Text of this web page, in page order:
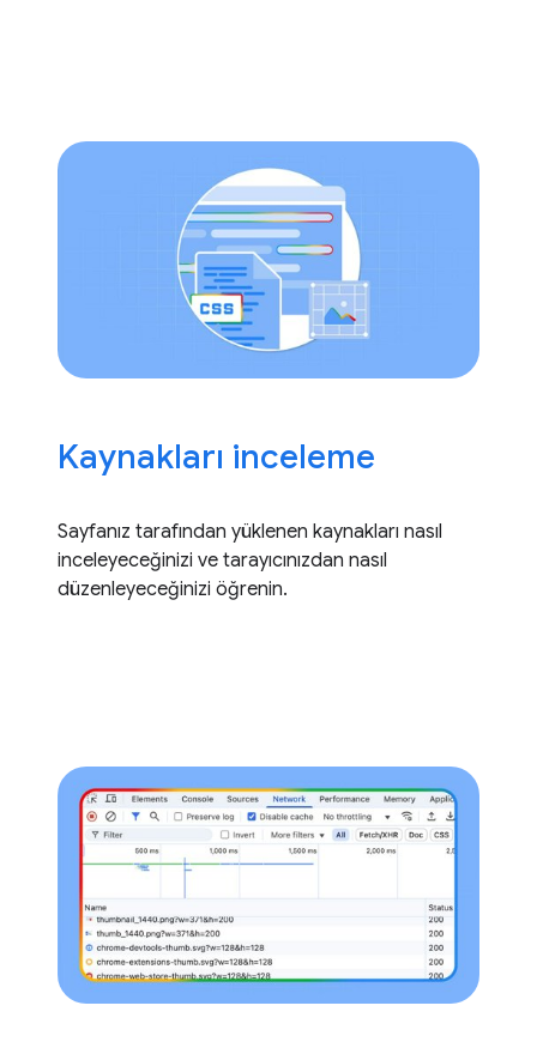
Kaynakları inceleme
Sayfanız tarafından yüklenen kaynakları nasıl
inceleyeceğinizi ve tarayıcınızdan nasıl
düzenleyeceğinizi öğrenin.